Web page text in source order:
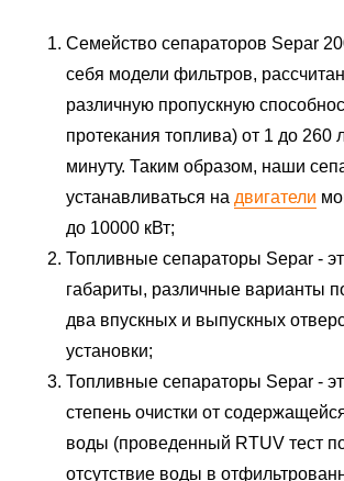
Семейство сепараторов Separ
себя модели фильтров,
различную пропускную
протекания топлива) от 1 до 260
минуту. Таким образом, наши
устанавливаться на двигатели
до 10000 кВт;
Топливные сепараторы Separ -
габариты, различные варианты
два впускных и выпускных
установки;
Топливные сепараторы Separ -
степень очистки от
воды (проведенный RTUV тест
отсутствие воды в